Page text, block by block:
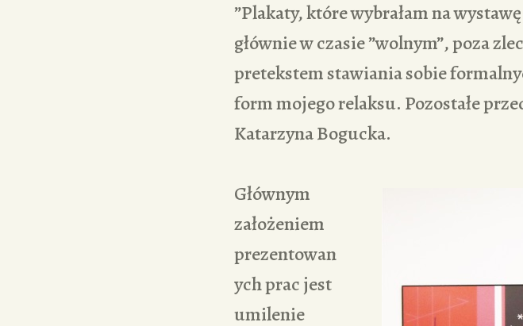
”Plakaty, które wybrałam na
głównie w czasie ”wolnym”, poza
pretekstem stawiania sobie
form mojego relaksu. Pozostałe
Katarzyna Bogucka.
Głównym
założeniem
prezentowan
ych prac jest
umilenie